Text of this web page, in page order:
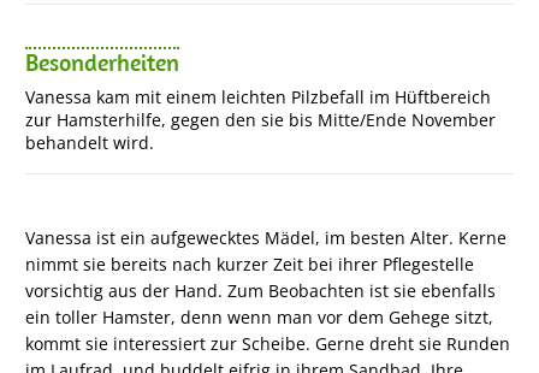
Besonderheiten
Vanessa kam mit einem leichten Pilzbefall im Hüftbereich
zur Hamsterhilfe, gegen den sie bis Mitte/Ende November
behandelt wird.
Vanessa ist ein aufgewecktes Mädel, im besten Alter. Kerne
nimmt sie bereits nach kurzer Zeit bei ihrer Pflegestelle
vorsichtig aus der Hand. Zum Beobachten ist sie ebenfalls
ein toller Hamster, denn wenn man vor dem Gehege sitzt,
kommt sie interessiert zur Scheibe. Gerne dreht sie Runden